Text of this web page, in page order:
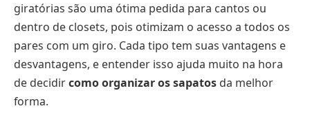
giratórias são uma ótima pedida para cantos ou
dentro de closets, pois otimizam o acesso a todos os
pares com um giro. Cada tipo tem suas vantagens e
desvantagens, e entender isso ajuda muito na hora
de decidircomo organizar os sapatos da melhor
forma.